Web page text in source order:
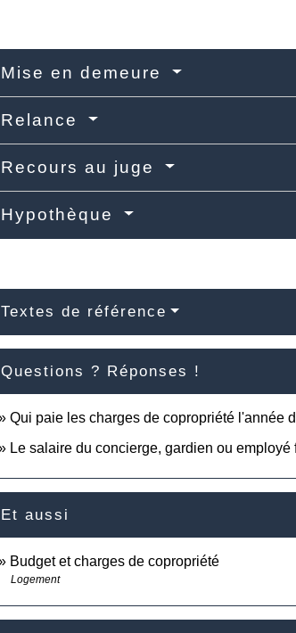
Mise en demeure
Relance
Recours au juge
Hypothèque
Textes de référence
Questions ? Réponses !
Qui paie les charges de copropriété l'année
Le salaire du concierge, gardien ou
Et aussi
Budget et charges de copropriété
Logement